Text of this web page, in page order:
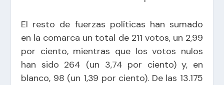
El resto de fuerzas políticas han sumado
en la comarca un total de 211 votos, un 2,99
por ciento, mientras que los votos nulos
han sido 264 (un 3,74 por ciento) y, en
blanco, 98 (un 1,39 por ciento). De las 13.175